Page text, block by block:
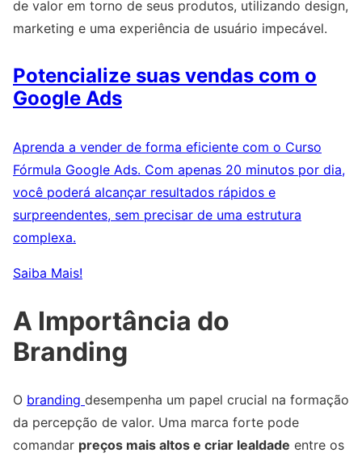
de valor em torno de seus produtos, utilizando design,
marketing e uma experiência de usuário impecável.
Potencialize suas vendas com o
Google Ads
Aprenda a vender de forma eficiente com o Curso
Fórmula Google Ads. Com apenas 20 minutos por dia,
você poderá alcançar resultados rápidos e
surpreendentes, sem precisar de uma estrutura
complexa.
Saiba Mais!
A Importância do
Branding
O branding desempenha um papel crucial na formação
da percepção de valor. Uma marca forte pode
comandar preços mais altos e criar lealdade entre os